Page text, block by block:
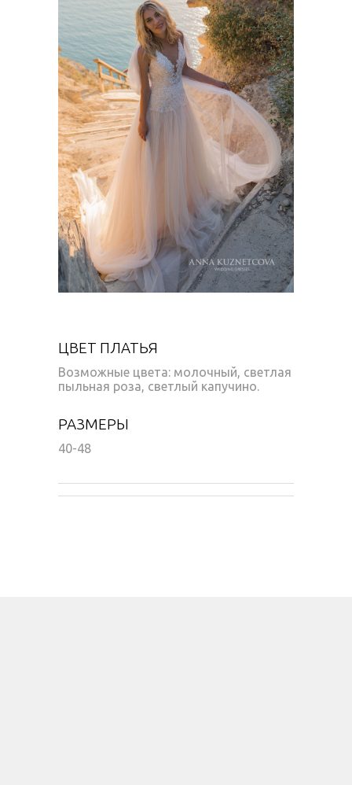
ЦВЕТ ПЛАТЬЯ
Возможные цвета: молочный, светлая
пыльная роза, светлый капучино.
РАЗМЕРЫ
40-48